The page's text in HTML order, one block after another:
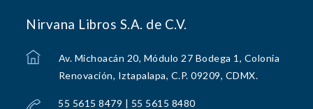
Nirvana Libros S.A. de C.V.
Av. Michoacán 20, Módulo 27 Bodega 1, Colonia
Renovación, Iztapalapa, C.P. 09209, CDMX.
55 5615 8479 | 55 5615 8480